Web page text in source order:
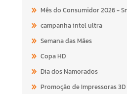
Mês do Consumidor 2026 -
campanha intel ultra
Semana das Mães
Copa HD
Dia dos Namorados
Promoção de Impressoras 3D